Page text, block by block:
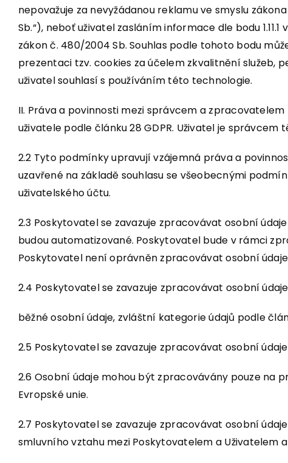
nepovažuje za nevyžádanou reklamu ve smyslu
Sb.“), neboť uživatel zasláním informace dle bodu
zákon č. 480/2004 Sb. Souhlas podle tohoto bodu
prezentaci tzv. cookies za účelem zkvalitnění služeb,
uživatel souhlasí s používáním této technologie.
II. Práva a povinnosti mezi správcem a
uživatele podle článku 28 GDPR. Uživatel je správcem
2.2 Tyto podmínky upravují vzájemná práva a
uzavřené na základě souhlasu se všeobecnými
uživatelského účtu.
2.3 Poskytovatel se zavazuje zpracovávat osobní
budou automatizované. Poskytovatel bude v rámci
Poskytovatel není oprávněn zpracovávat osobní
2.4 Poskytovatel se zavazuje zpracovávat osobní
běžné osobní údaje, zvláštní kategorie údajů podle
2.5 Poskytovatel se zavazuje zpracovávat osobní
2.6 Osobní údaje mohou být zpracovávány pouze na
Evropské unie.
2.7 Poskytovatel se zavazuje zpracovávat osobní
smluvního vztahu mezi Poskytovatelem a